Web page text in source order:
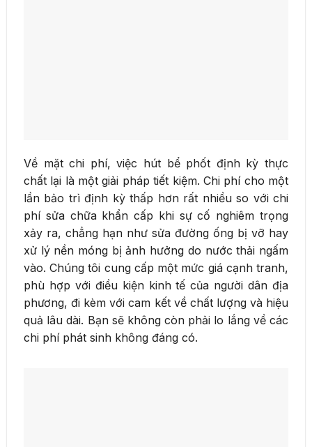
Về mặt chi phí, việc hút bể phốt định kỳ thực
chất lại là một giải pháp tiết kiệm. Chi phí cho một
lần bảo trì định kỳ thấp hơn rất nhiều so với chi
phí sửa chữa khẩn cấp khi sự cố nghiêm trọng
xảy ra, chẳng hạn như sửa đường ống bị vỡ hay
xử lý nền móng bị ảnh hưởng do nước thải ngấm
vào. Chúng tôi cung cấp một mức giá cạnh tranh,
phù hợp với điều kiện kinh tế của người dân địa
phương, đi kèm với cam kết về chất lượng và hiệu
quả lâu dài. Bạn sẽ không còn phải lo lắng về các
chi phí phát sinh không đáng có.